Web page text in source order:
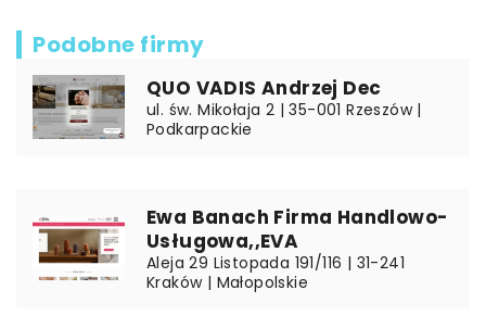
Podobne firmy
QUO VADIS Andrzej Dec
ul. św. Mikołaja 2 | 35-001 Rzeszów |
Podkarpackie
Ewa Banach Firma Handlowo-
Usługowa,,EVA
Aleja 29 Listopada 191/116 | 31-241
Kraków | Małopolskie